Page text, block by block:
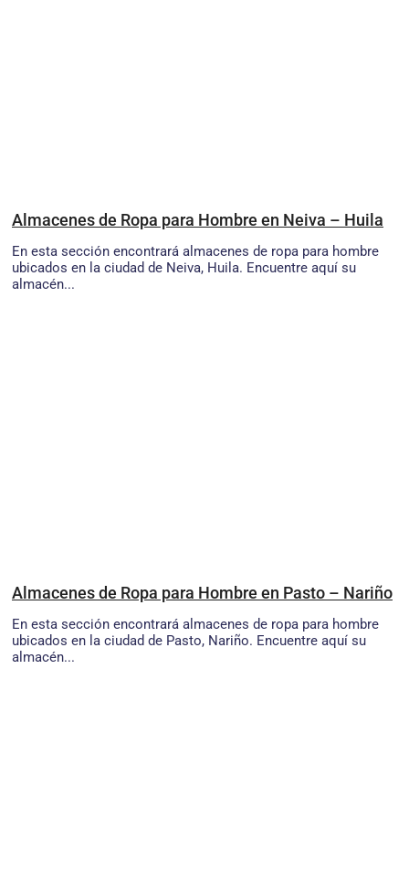
Almacenes de Ropa para Hombre en Neiva – Huila
En esta sección encontrará almacenes de ropa para hombre
ubicados en la ciudad de Neiva, Huila. Encuentre aquí su
almacén...
Almacenes de Ropa para Hombre en Pasto – Nariño
En esta sección encontrará almacenes de ropa para hombre
ubicados en la ciudad de Pasto, Nariño. Encuentre aquí su
almacén...